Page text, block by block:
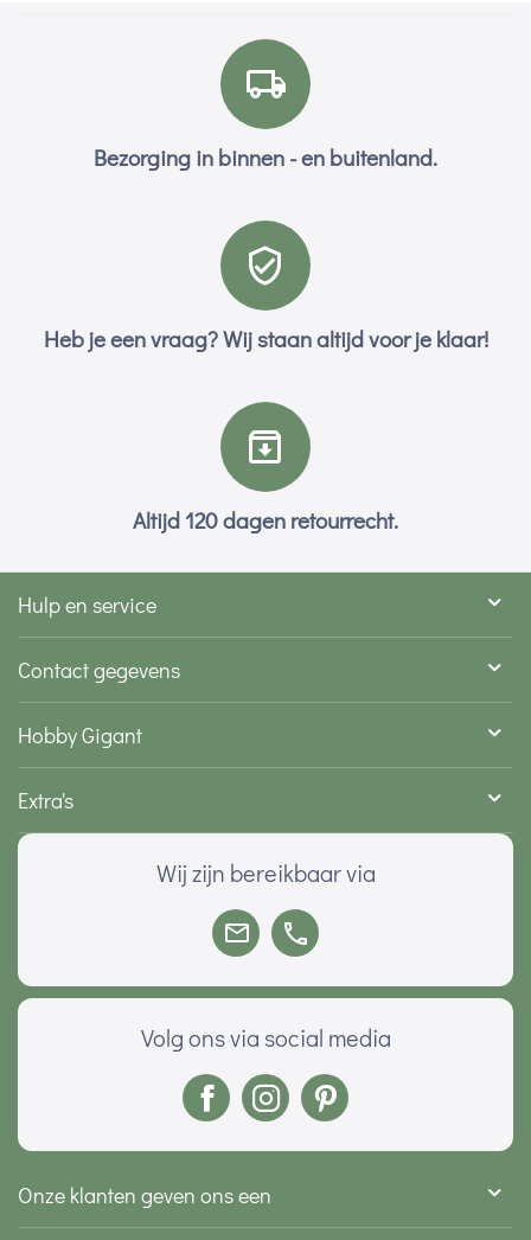
Bezorging in binnen - en buitenland.
Heb je een vraag? Wij staan altijd voor je klaar!
Altijd 120 dagen retourrecht.
Hulp en service
Contact gegevens
Hobby Gigant
Extra's
Wij zijn bereikbaar via
Volg ons via social media
Onze klanten geven ons een